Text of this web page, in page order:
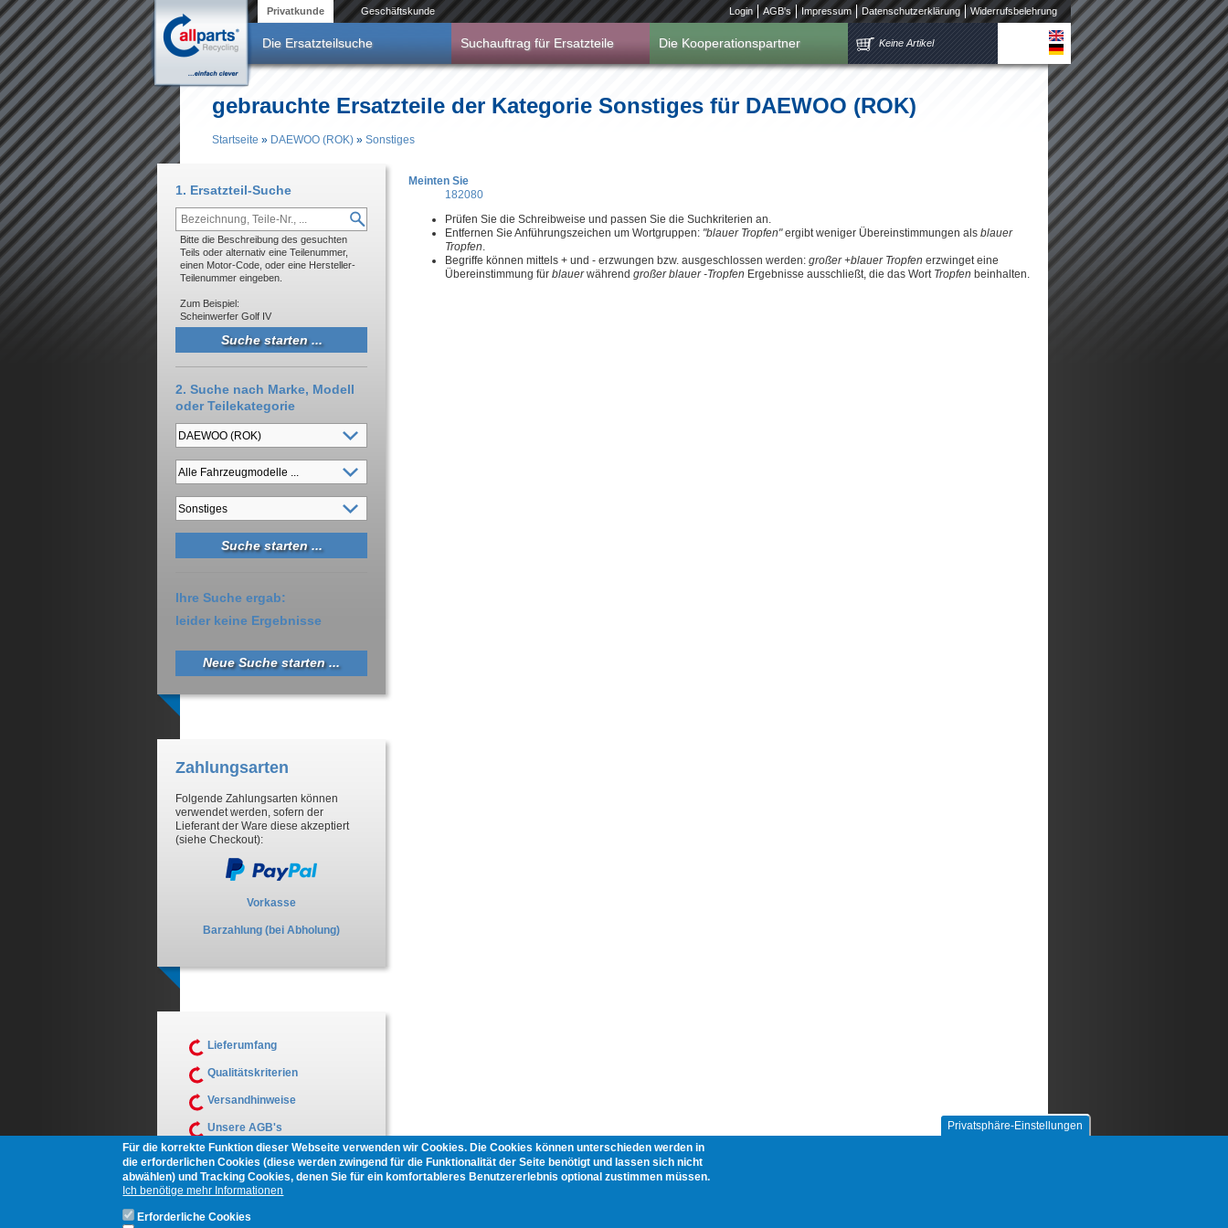
Direkt zum Inhalt Privatkunde Geschäftskunde Login AGB's Impressum Datenschutzerklärung Widerrufsbelehrung
Die Ersatzteilsuche Suchauftrag für Ersatzteile Die Kooperationspartner Keine Artikel
gebrauchte Ersatzteile der Kategorie Sonstiges für DAEWOO (ROK)
Startseite » DAEWOO (ROK) » Sonstiges
Meinten Sie
182080
Prüfen Sie die Schreibweise und passen Sie die Suchkriterien an.
Entfernen Sie Anführungszeichen um Wortgruppen: "blauer Tropfen"ergibt weniger Übereinstimmungen als blauer
Tropfen.
Begriffe können mittels + und - erzwungen bzw. ausgeschlossen werden: großer +blauer Tropfen erzwinget eine
Übereinstimmung für blauerwährend großer blauer -Tropfen Ergebnisse ausschließt, die das Wort Tropfen beinhalten.
1. Ersatzteil-Suche
Bitte die Beschreibung des gesuchten
Teils oder alternativ eine Teilenummer,
einen Motor-Code, oder eine Hersteller-
Teilenummer eingeben.
Zum Beispiel:
Scheinwerfer Golf IV
2. Suche nach Marke, Modell
oder Teilekategorie
Ihre Suche ergab:
leider keine Ergebnisse
Neue Suche starten ...
Zahlungsarten
Folgende Zahlungsarten können
verwendet werden, sofern der
Lieferant der Ware diese akzeptiert
(siehe Checkout):
Vorkasse
Barzahlung (bei Abholung)
Lieferumfang
Qualitätskriterien
Versandhinweise
Unsere AGB's
Muster Widerrufsformular
Privatsphäre-Einstellungen
Für die korrekte Funktion dieser Webseite verwenden wir Cookies. Die Cookies können unterschieden werden in
die erforderlichen Cookies (diese werden zwingend für die Funktionalität der Seite benötigt und lassen sich nicht
abwählen) und Tracking Cookies, denen Sie für ein komfortableres Benutzererlebnis optional zustimmen müssen.
Ich benötige mehr Informationen
Erforderliche Cookies